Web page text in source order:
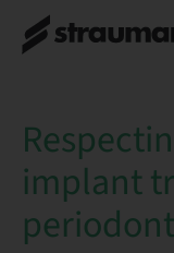
Respecting the
of implant
implant